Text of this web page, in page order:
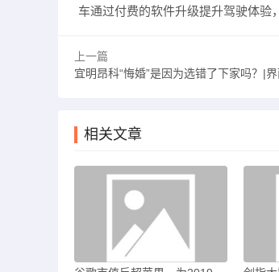
车通过付费的软件升级提升驾驶体验
上一篇
宜明昂科“悔婚”是因为选错了下家吗？|
相关文章